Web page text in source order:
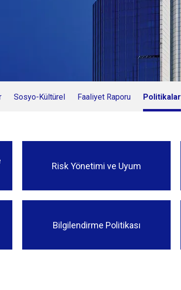
Sosyo-Kültürel Faaliyet Raporu Politikalar
Risk Yönetimi ve Uyum
Bilgilendirme Politikası